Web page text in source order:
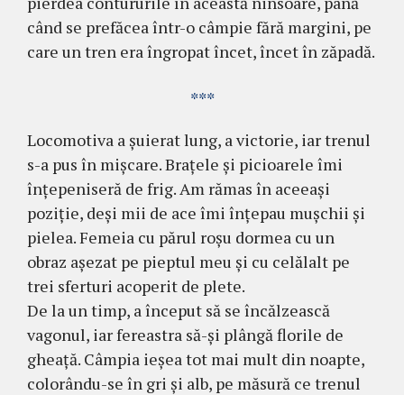
când se prefăcea într-o câmpie fără mar­gini, pe
care un tren era îngropat încet, încet în zăpadă.
***
Locomotiva a şuierat lung, a victorie, iar trenul
s-a pus în mişcare. Braţele şi picioarele îmi
înţepeniseră de frig. Am rămas în aceeaşi
poziţie, deşi mii de ace îmi înţepau muşchii şi
pielea. Femeia cu părul roşu dormea cu un
obraz aşezat pe pieptul meu şi cu celălalt pe
trei sferturi acoperit de plete.
De la un timp, a început să se încălzească
vagonul, iar fereastra să-şi plângă florile de
gheaţă. Câmpia ieşea tot mai mult din noapte,
colorându-se în gri şi alb, pe măsură ce trenul